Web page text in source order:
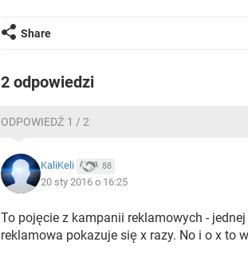
Share
2 odpowiedzi
ODPOWIEDŹ 1 / 2
KaliKeli 88
20 sty 2016 o 16:25
To pojęcie z kampanii reklamowych -
reklamowa pokazuje się x razy. No i o x to